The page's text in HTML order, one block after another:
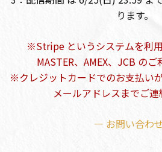
ります。
※Stripe というシステムを利用
MASTER、AMEX、JCB のご
※クレジットカードでのお支払い
メールアドレスまでご連
— お問い合わ